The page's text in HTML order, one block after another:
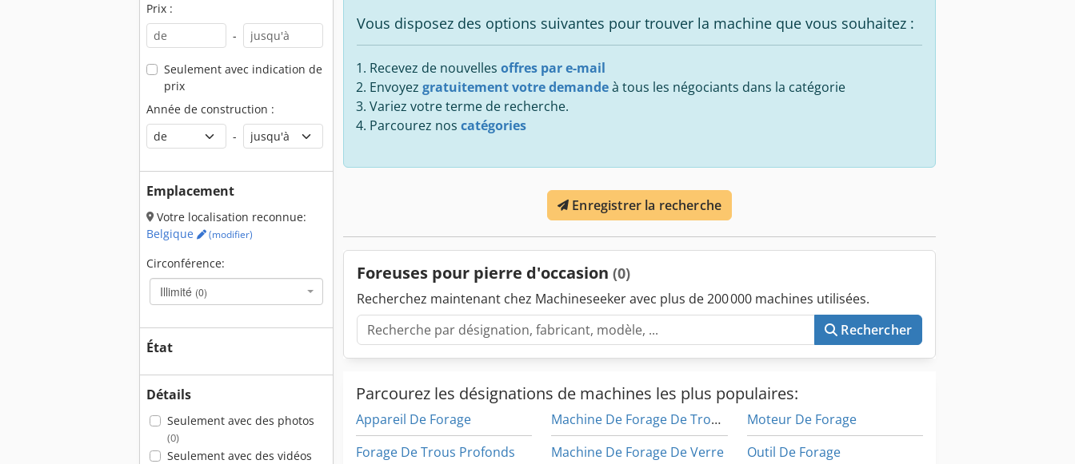
Prix :
-
Seulement avec indication de
prix
Année de construction :
-
Emplacement
Votre localisation reconnue:
Belgique
(modifier)
Circonférence:
Illimité (0)
État
Détails
Seulement avec des photos
(0)
Seulement avec des vidéos
Vous disposez des options suivantes pour trouver la machine que vous souhaitez :
Recevez de nouvelles offres par e-mail
Envoyez gratuitement votre demandeà tous les négociants dans la catégorie
Variez votre terme de recherche.
Parcourez nos catégories
Enregistrer la recherche
Foreuses pour pierre d'occasion (0)
Recherchez maintenant chez Machineseeker avec plus de 200 000 machines utilisées.
Rechercher
Parcourez les désignations de machines les plus populaires:
Appareil De Forage
Forage De Trous Profonds
Machine De Forage De Trous Profonds
Machine De Forage De Verre
Moteur De Forage
Outil De Forage